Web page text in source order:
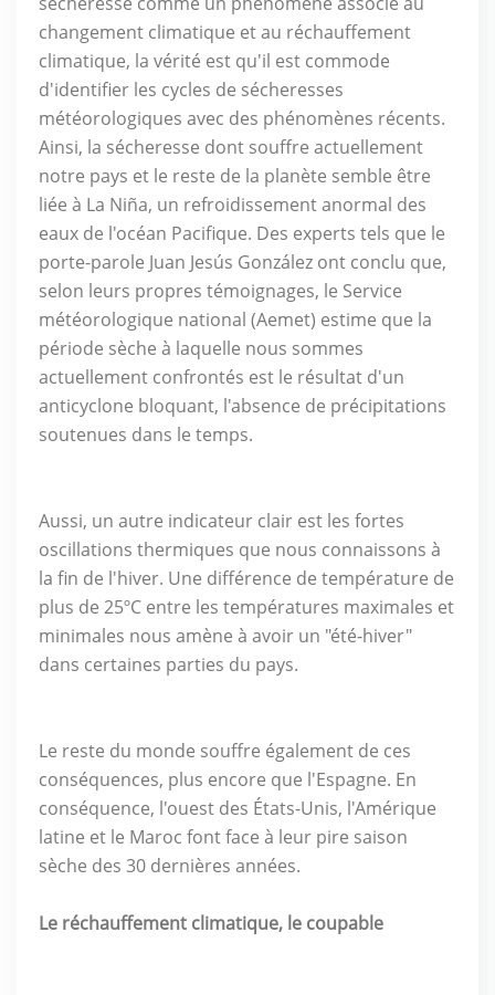
changement climatique et au réchauffement
climatique, la vérité est qu'il est commode
d'identifier les cycles de sécheresses
météorologiques avec des phénomènes récents.
Ainsi, la sécheresse dont souffre actuellement
notre pays et le reste de la planète semble être
liée à La Niña, un refroidissement anormal des
eaux de l'océan Pacifique. Des experts tels que le
porte-parole Juan Jesús González ont conclu que,
selon leurs propres témoignages, le Service
météorologique national (Aemet) estime que la
période sèche à laquelle nous sommes
actuellement confrontés est le résultat d'un
anticyclone bloquant, l'absence de précipitations
soutenues dans le temps.
Aussi, un autre indicateur clair est les fortes
oscillations thermiques que nous connaissons à
la fin de l'hiver. Une différence de température de
plus de 25ºC entre les températures maximales et
minimales nous amène à avoir un "été-hiver"
dans certaines parties du pays.
Le reste du monde souffre également de ces
conséquences, plus encore que l'Espagne. En
conséquence, l'ouest des États-Unis, l'Amérique
latine et le Maroc font face à leur pire saison
sèche des 30 dernières années.
Le réchauffement climatique, le coupable